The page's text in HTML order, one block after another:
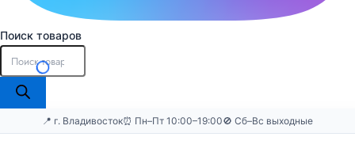
Поиск товаров
📍 г. Владивосток⏰ Пн–Пт 10:00–19:00🚫 Сб–Вс выходные